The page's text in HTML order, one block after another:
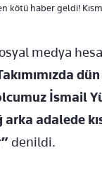
kötü haber geldi!
medya
İsmail
adalede
denildi.